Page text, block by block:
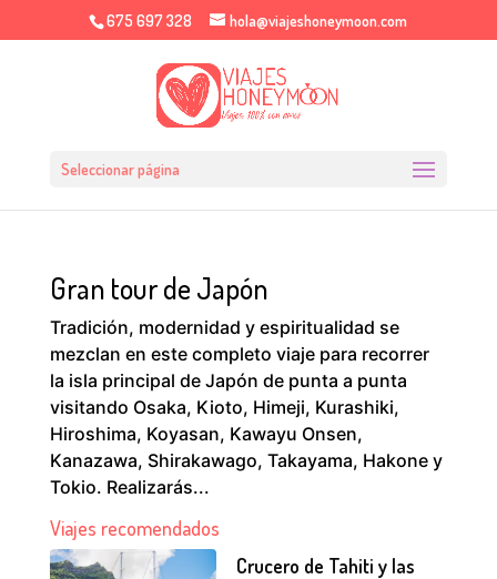
675 697 328 hola@viajeshoneymoon.com
Seleccionar página
Gran tour de Japón
Tradición, modernidad y espiritualidad se
mezclan en este completo viaje para recorrer
la isla principal de Japón de punta a punta
visitando Osaka, Kioto, Himeji, Kurashiki,
Hiroshima, Koyasan, Kawayu Onsen,
Kanazawa, Shirakawago, Takayama, Hakone y
Tokio. Realizarás...
Viajes recomendados
Crucero de Tahiti y las